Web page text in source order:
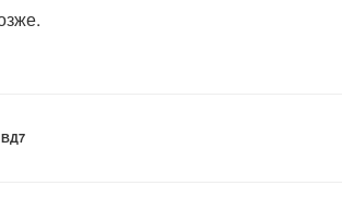
ВД7